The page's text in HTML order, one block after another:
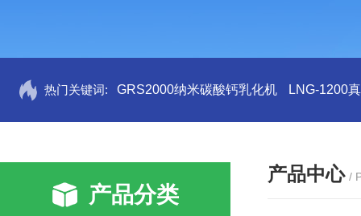
热门关键词: GRS2000纳米碳酸钙乳化机 LNG-1200
产品分类
产品中心 /